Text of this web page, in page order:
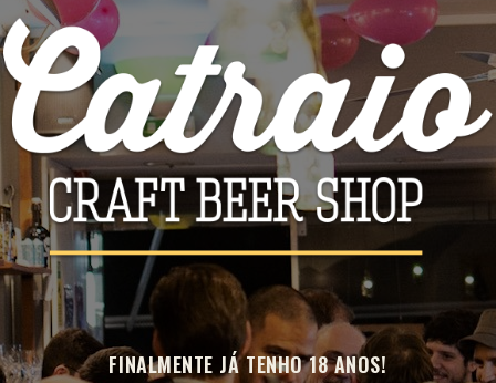
Partilhar
DADOS DO PRODUTO
Marca Ophiussa
Referência 3710
Ficha informativa
FINALMENTE JÁ TENHO 18 ANOS!